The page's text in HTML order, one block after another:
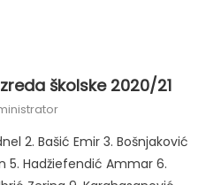
školske 2020/21
2. Bašić Emir 3. Bošnjaković
5. Hadžiefendić Ammar 6.